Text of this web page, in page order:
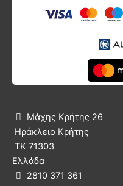

Μάχης Κρήτης 26
Ηράκλειο Κρήτης
ΤΚ 71303
Ελλάδα
 2810 371 361